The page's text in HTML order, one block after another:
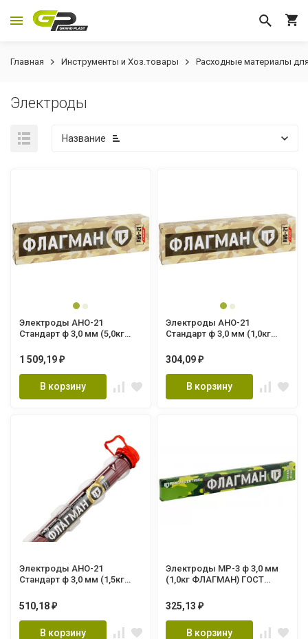
Главная Инструменты и Хоз.товары Расходные материалы
Электроды
Название
Электроды АНО-21
Стандарт ф 3,0 мм (5,0кг
1 509,19 ₽
В корзину
Электроды АНО-21
Стандарт ф 3,0 мм (1,0кг
304,09 ₽
В корзину
Электроды АНО-21
Стандарт ф 3,0 мм (1,5кг
9466-75
510,18 ₽
В корзину
Электроды МР-3 ф 3,0 мм
(1,0кг ФЛАГМАН) ГОСТ
325,13 ₽
В корзину